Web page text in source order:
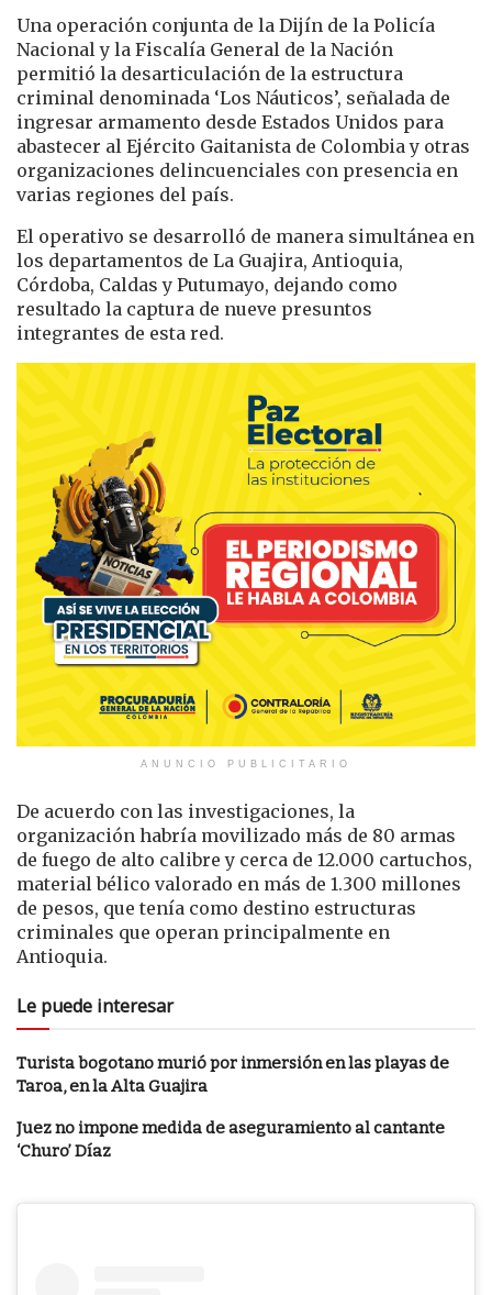
Una operación conjunta de la Dijín de la Policía
Nacional y la Fiscalía General de la Nación
permitió la desarticulación de la estructura
criminal denominada ‘Los Náuticos’, señalada de
ingresar armamento desde Estados Unidos para
abastecer al Ejército Gaitanista de Colombia y otras
organizaciones delincuenciales con presencia en
varias regiones del país.
El operativo se desarrolló de manera simultánea en
los departamentos de La Guajira, Antioquia,
Córdoba, Caldas y Putumayo, dejando como
resultado la captura de nueve presuntos
integrantes de esta red.
ANUNCIO PUBLICITARIO
De acuerdo con las investigaciones, la
organización habría movilizado más de 80 armas
de fuego de alto calibre y cerca de 12.000 cartuchos,
material bélico valorado en más de 1.300 millones
de pesos, que tenía como destino estructuras
criminales que operan principalmente en
Antioquia.
Le puede interesar
Turista bogotano murió por inmersión en las playas de
Taroa, en la Alta Guajira
Juez no impone medida de aseguramiento al cantante
‘Churo’ Díaz